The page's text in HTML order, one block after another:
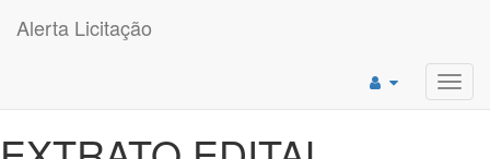
Alerta Licitação